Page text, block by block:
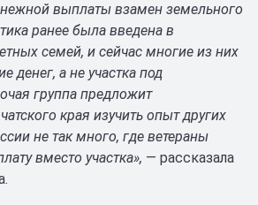
выплаты взамен земельного
ранее была введена в
семей, и сейчас многие из них
денег, а не участка под
группа предложит
края изучить опыт других
не так много, где ветераны
вместо участка», — рассказала